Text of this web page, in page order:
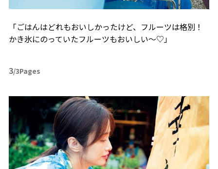
「ごはんはどれもおいしかったけど、フルーツは格別！
かき氷にのっていたフルーツもおいしい～♡」
3/3Pages